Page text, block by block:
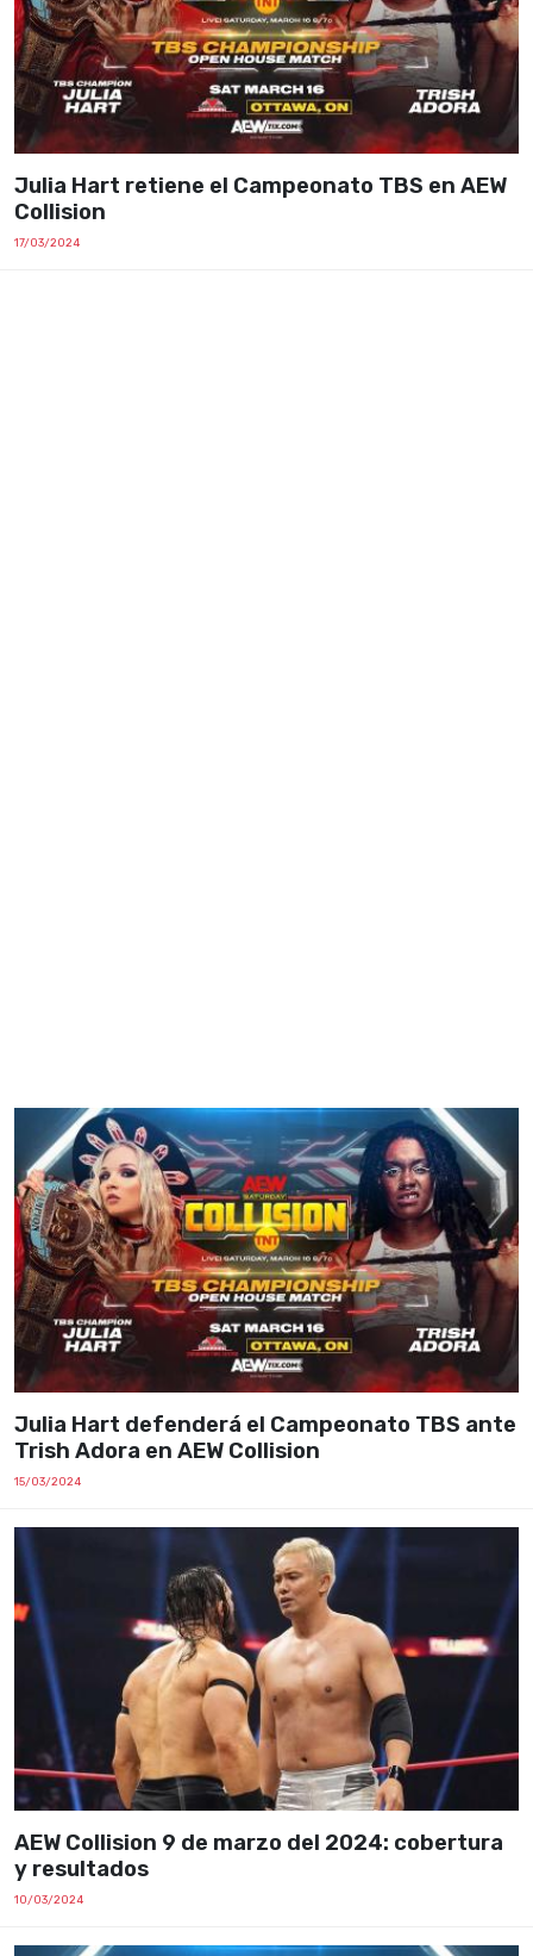
Julia Hart retiene el Campeonato TBS en AEW
Collision
17/03/2024
Julia Hart defenderá el Campeonato TBS ante
Trish Adora en AEW Collision
15/03/2024
AEW Collision 9 de marzo del 2024: cobertura
y resultados
10/03/2024